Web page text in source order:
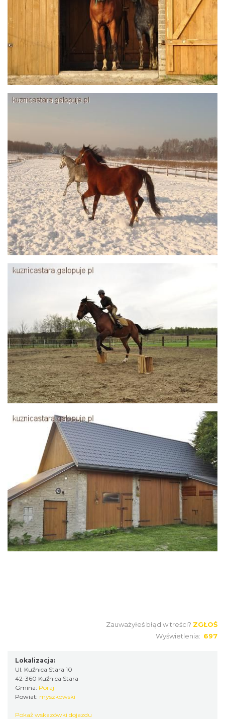
Zauważyłeś błąd w treści? ZGŁOŚ
Wyświetlenia: 697
Lokalizacja:
Ul. Kuźnica Stara 10
42-360 Kuźnica Stara
Gmina: Poraj
Powiat: myszkowski
Pokaż wskazówki dojazdu